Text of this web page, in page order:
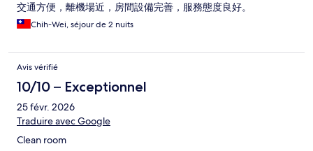
交通方便，離機場近，房間設備完善，服務態度良好。
Chih-Wei, séjour de 2 nuits
Avis vérifié
10/10 – Exceptionnel
25 févr. 2026
Traduire avec Google
Clean room